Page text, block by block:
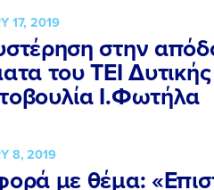
17, 2019
στην
του ΤΕΙ
Ι.Φωτήλα
8, 2019
με θέμα:
Αποδέχομαι την
δικτυακού
Αποδέχομαι την
δικτυακού